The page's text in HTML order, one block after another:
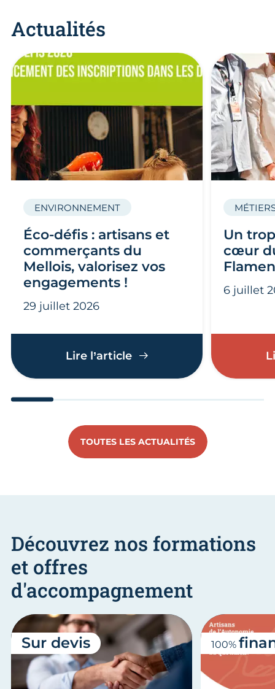
Actualités
Éco-défis : artisans et
commerçants du
Mellois, valorisez vos
engagements !
ENVIRONNEMENT
29 juillet 2026
Lire l’articleÉco-défis : artisans et
Un
cœur
6 juillet
TOUTES LES ACTUALITÉS
Découvrez nos formations
et offres
d'accompagnement
Sur devis 100%